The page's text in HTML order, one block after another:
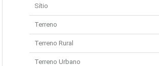
Sítio
Terreno
Terreno Rural
Terreno Urbano